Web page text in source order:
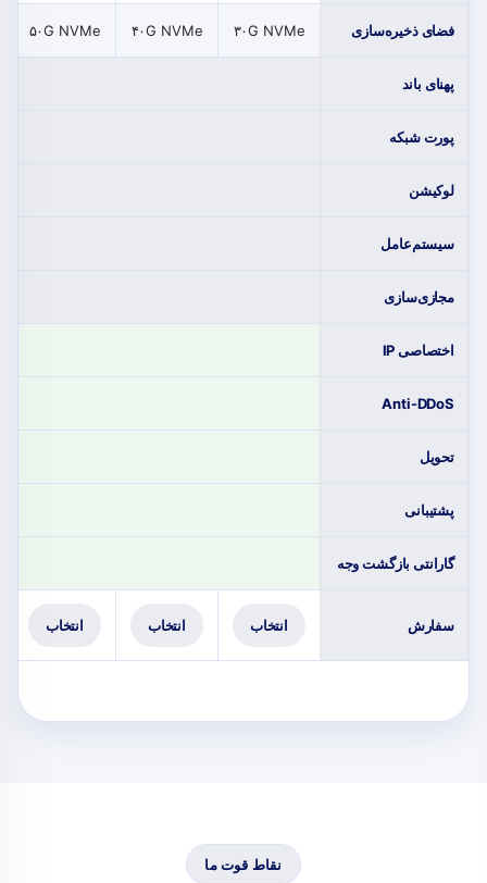
فضای ذخیره‌سازی ۳۰G NVMe ۴۰G NVMe ۵۰G NVMe
پهنای باند
پورت شبکه
لوکیشن
سیستم‌عامل
مجازی‌سازی
IP اختصاصی
Anti-DDoS
تحویل
پشتیبانی
گارانتی بازگشت وجه
سفارش انتخاب انتخاب انتخاب
نقاط قوت ما